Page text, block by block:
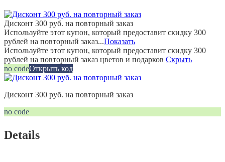
Дисконт 300 руб. на повторный заказ
Используйте этот купон, который предоставит скидку 300
рублей на повторный заказ...Показать
Используйте этот купон, который предоставит скидку 300
рублей на повторный заказ цветов и подарков Скрыть
no codeОткрыть код
Дисконт 300 руб. на повторный заказ
no code
Details